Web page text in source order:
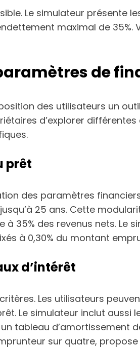
Le simulateur présente
maximal de
de
des utilisateurs un
d’explorer
prêt
des paramètres
25 ans. Cette
35% des revenus nets. Le
à 0,30% du montant
d’intérêt
Les utilisateurs
Le simulateur inclut
tableau
sur quatre,